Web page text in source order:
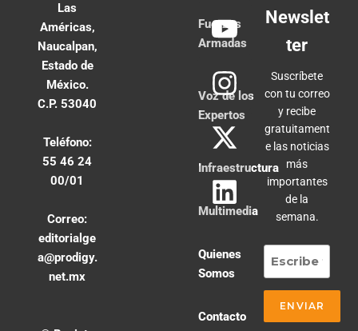
Las
Américas,
Naucalpan,
Estado de
México.
C.P. 53040
Teléfono:
55 46 24
00/01
Correo:
editorialge
a@prodigy.
net.mx
Fuerzas
Armadas
Voz de los
Expertos
Infraestructura
Multimedia
Quienes
Somos
Contacto
Newslet
ter
Suscríbete
con tu correo
y recibe
gratuitament
e las noticias
más
importantes
de la
semana.